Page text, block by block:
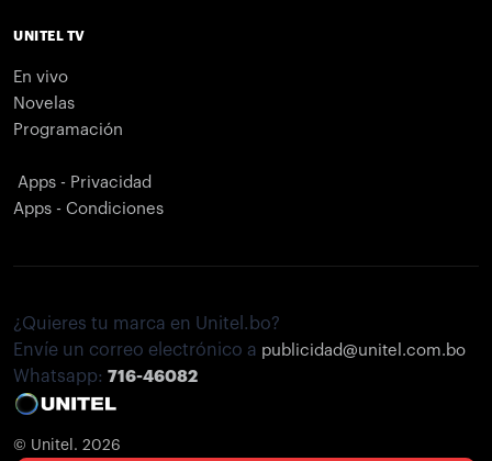
UNITEL TV
En vivo
Novelas
Programación
Apps - Privacidad
Apps - Condiciones
¿Quieres tu marca en Unitel.bo?
Envíe un correo electrónico a publicidad@unitel.com.bo
Whatsapp: 716-46082
© Unitel. 2026